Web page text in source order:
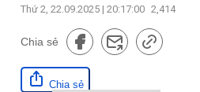
Thứ 2, 22.09.2025 | 20:17:00 2,414
Chia sẻ
Chia sẻ